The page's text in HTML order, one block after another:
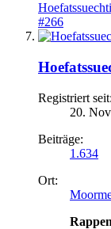
#266
Registriert seit:
20.
Beiträge:
1.634
Ort: